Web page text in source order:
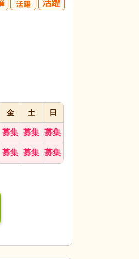
金 土 日
募集 募集 募集
募集 募集 募集